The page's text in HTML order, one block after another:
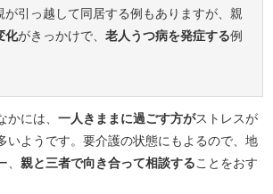
引っ越して同居する例もありますが、親
化がきっかけで、老人うつ病を発症する例
かには、一人きままに過ごす方がストレスが
いようです。要介護の状態にもよるので、地
、親と三者で向き合って相談することをおす